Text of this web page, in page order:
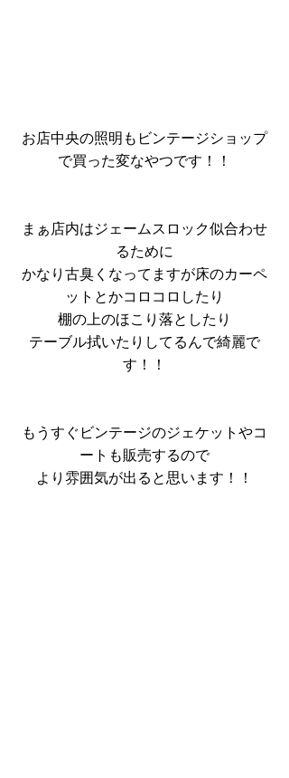
お店中央の照明もビンテージショップ
で買った変なやつです！！
まぁ店内はジェームスロック似合わせ
るために
かなり古臭くなってますが床のカーペ
ットとかコロコロしたり
棚の上のほこり落としたり
テーブル拭いたりしてるんで綺麗で
す！！
もうすぐビンテージのジェケットやコ
ートも販売するので
より雰囲気が出ると思います！！